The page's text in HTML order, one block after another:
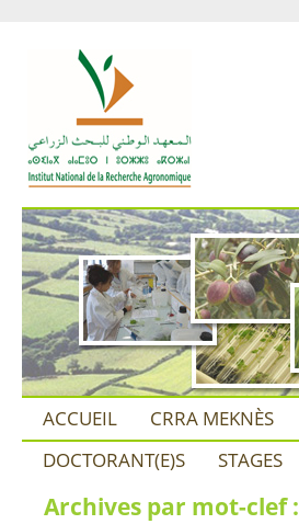
ACCUEIL CRRA MEKNÈS
DOCTORANT(E)S
STAGES
Archives par mot-clef :